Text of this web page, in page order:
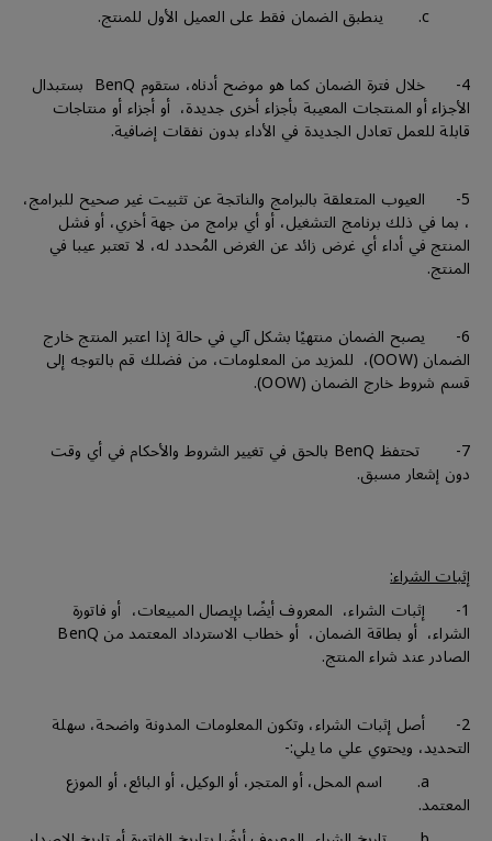
4- خلال فترة الضمان كما هو موضح أدناه، ستقوم BenQ بستبدال
الأجزاء أو المنتجات المعيبة بأجزاء أخرى جديدة، أو أجزاء أو منتاجات
قابلة للعمل تعادل الجديدة في الأداء بدون نفقات إضافية.
5- العيوب المتعلقة بالبرامج والناتجة عن تثبيت غير صحيح للبرامج،
، بما في ذلك برنامج التشغيل، أو أي برامج من جهة أخري، أو فشل
المنتج في أداء أي غرض زائد عن الغرض المُحدد له، لا تعتبر عيبا في
المنتج.
6- يصبح الضمان منتهيًا بشكل آلي في حالة إذا اعتبر المنتج خارج
الضمان (OOW)، للمزيد من المعلومات، من فضلك قم بالتوجه إلى
قسم شروط خارج الضمان (OOW).
7- تحتفظ BenQ بالحق في تغيير الشروط والأحكام في أي وقت
دون إشعار مسبق.
إثبات الشراء:
1- إثبات الشراء، المعروف أيضًا بإيصال المبيعات، أو فاتورة
الشراء، أو بطاقة الضمان، أو خطاب الاسترداد المعتمد من BenQ
الصادر عند شراء المنتج.
2- أصل إثبات الشراء، وتكون المعلومات المدونة واضحة، سهلة
التحديد، ويحتوي علي ما يلي:-
a. اسم المحل، أو المتجر، أو الوكيل، أو البائع، أو الموزع
المعتمد.